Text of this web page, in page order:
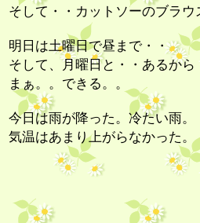
そして・・カットソーのブラウ
明日は土曜日で昼まで・・
そして、月曜日と・・あるから
まぁ。。できる。。
今日は雨が降った。冷たい雨。
気温はあまり上がらなかった。